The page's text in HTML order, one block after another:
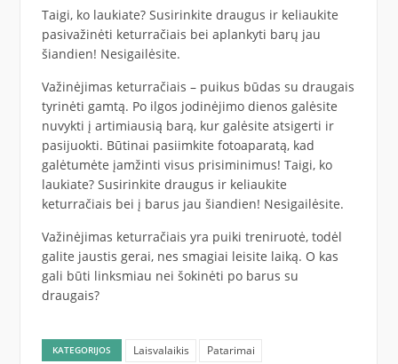
Taigi, ko laukiate? Susirinkite draugus ir keliaukite
pasivažinėti keturračiais bei aplankyti barų jau
šiandien! Nesigailėsite.
Važinėjimas keturračiais – puikus būdas su draugais
tyrinėti gamtą. Po ilgos jodinėjimo dienos galėsite
nuvykti į artimiausią barą, kur galėsite atsigerti ir
pasijuokti. Būtinai pasiimkite fotoaparatą, kad
galėtumėte įamžinti visus prisiminimus! Taigi, ko
laukiate? Susirinkite draugus ir keliaukite
keturračiais bei į barus jau šiandien! Nesigailėsite.
Važinėjimas keturračiais yra puiki treniruotė, todėl
galite jaustis gerai, nes smagiai leisite laiką. O kas
gali būti linksmiau nei šokinėti po barus su
draugais?
KATEGORIJOS Laisvalaikis Patarimai